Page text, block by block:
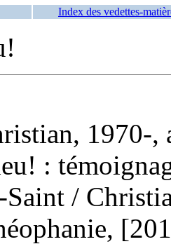
Index des vedettes-
1970-,
:
Saint /